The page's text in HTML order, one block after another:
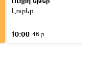
Լուրեր
10:00 46 ր